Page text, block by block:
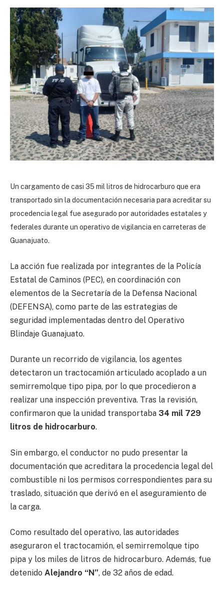
Un cargamento de casi 35 mil litros de hidrocarburo que era
transportado sin la documentación necesaria para acreditar su
procedencia legal fue asegurado por autoridades estatales y
federales durante un operativo de vigilancia en carreteras de
Guanajuato.
La acción fue realizada por integrantes de la Policía
Estatal de Caminos (PEC), en coordinación con
elementos de la Secretaría de la Defensa Nacional
(DEFENSA), como parte de las estrategias de
seguridad implementadas dentro del Operativo
Blindaje Guanajuato.
Durante un recorrido de vigilancia, los agentes
detectaron un tractocamión articulado acoplado a un
semirremolque tipo pipa, por lo que procedieron a
realizar una inspección preventiva. Tras la revisión,
confirmaron que la unidad transportaba 34 mil 729
litros de hidrocarburo.
Sin embargo, el conductor no pudo presentar la
documentación que acreditara la procedencia legal del
combustible ni los permisos correspondientes para su
traslado, situación que derivó en el aseguramiento de
la carga.
Como resultado del operativo, las autoridades
aseguraron el tractocamión, el semirremolque tipo
pipa y los miles de litros de hidrocarburo. Además, fue
detenido Alejandro “N”, de 32 años de edad.